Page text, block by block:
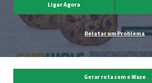
Ligar Agora
Relatar um Problema
Gerar rota com o Waze